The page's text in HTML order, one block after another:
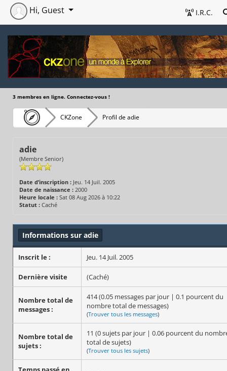
I.R.C.
Hi, Guest
3 membres en ligne. Connectez-vous !
CKZone Profil de adie
adie
(Membre Senior)
Date d’inscription : Jeu. 14 Juil. 2005
Date de naissance : 2000
Heure locale : Sat 08 Aug 2026 à 10:22
Statut : Caché
Informations sur adie
Inscrit le : Jeu. 14 Juil. 2005
Dernière visite (Caché)
Nombre total de
messages :
414 (0.05 messages par jour | 0.1 pourcent du
nombre total de messages)
(Trouver tous les messages)
Nombre total de
sujets :
11 (0 sujets par jour | 0.06 pourcent du
total de sujets)
(Trouver tous les sujets)